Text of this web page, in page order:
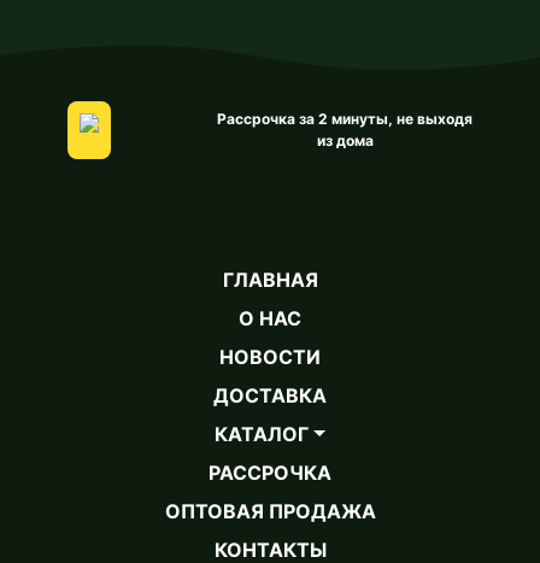
Рассрочка за 2 минуты, не выходя
из дома
ГЛАВНАЯ
О НАС
НОВОСТИ
ДОСТАВКА
КАТАЛОГ
РАССРОЧКА
ОПТОВАЯ ПРОДАЖА
КОНТАКТЫ